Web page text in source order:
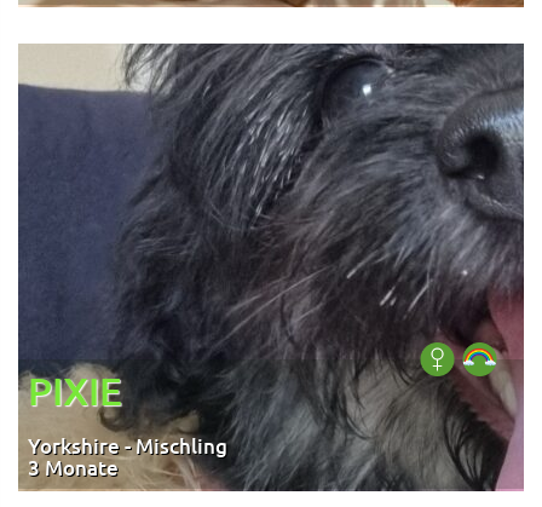
PIXIE
Yorkshire - Mischling
3 Monate